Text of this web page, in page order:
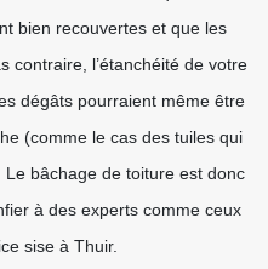
bien recouvertes et que les
contraire, l’étanchéité de votre
dégâts pourraient même être
(comme le cas des tuiles qui
bâchage de toiture est donc
à des experts comme ceux
sise à Thuir.